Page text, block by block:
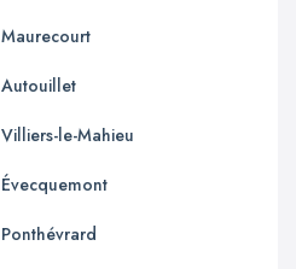
Maurecourt
Autouillet
Villiers-le-Mahieu
Évecquemont
Ponthévrard